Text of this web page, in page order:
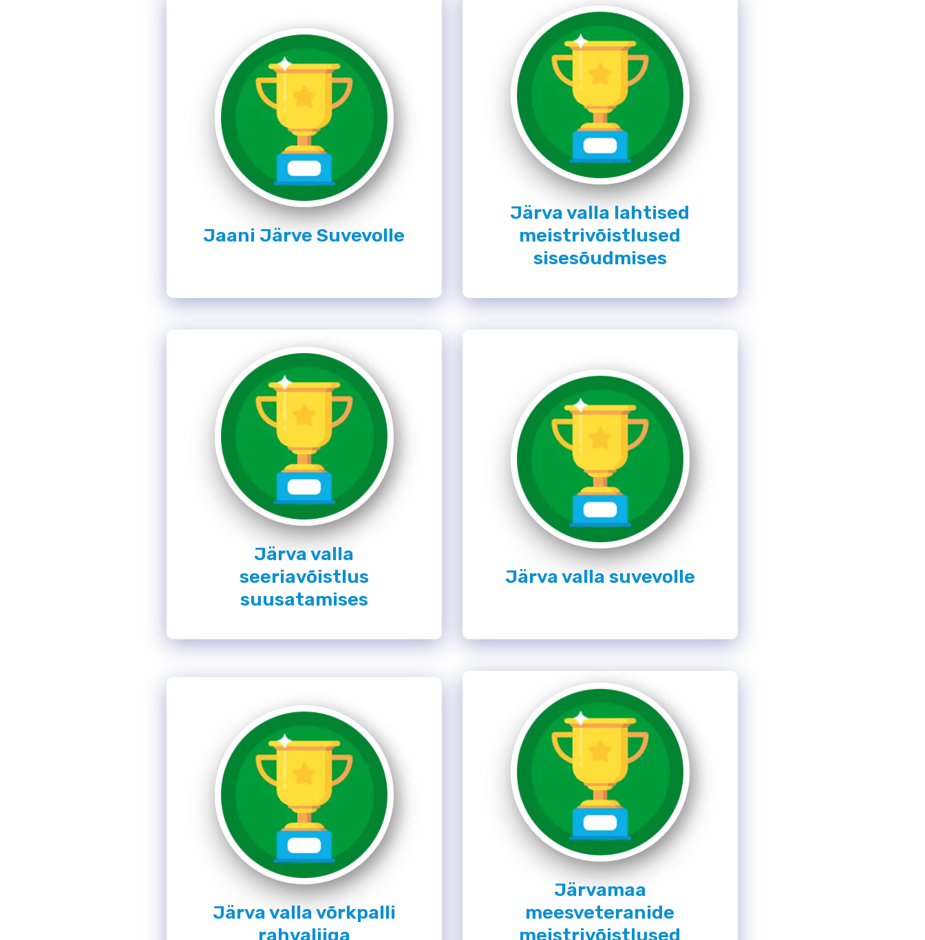
Jaani Järve Suvevolle
Järva valla lahtised
meistrivõistlused
sisesõudmises
Järva valla
seeriavõistlus
suusatamises
Järva valla suvevolle
Järva valla võrkpalli
rahvaliiga
Järvamaa
meesveteranide
meistrivõistlused